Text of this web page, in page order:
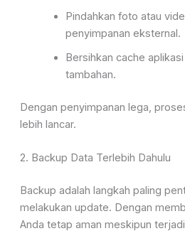
Pindahkan foto atau
penyimpanan eksternal.
Bersihkan cache
tambahan.
Dengan penyimpanan lega,
lebih lancar.
2. Backup Data Terlebih Dahulu
Backup adalah langkah paling
melakukan update. Dengan
Anda tetap aman meskipun